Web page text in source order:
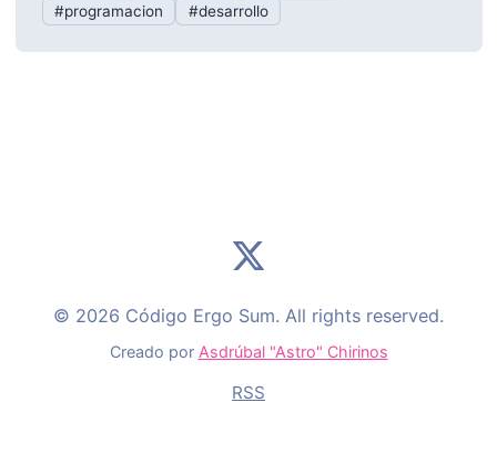
#programacion
#desarrollo
© 2026 Código Ergo Sum. All rights reserved.
Creado por Asdrúbal "Astro" Chirinos
RSS